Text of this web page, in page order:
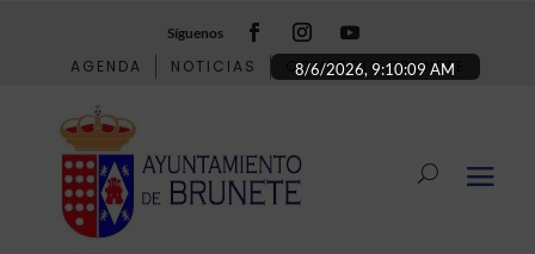
Síguenos
AGENDA NOTICIAS COMERCIO BRUNETE
8/6/2026, 9:10:10 AM